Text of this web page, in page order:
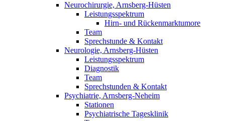
Neurochirurgie, Arnsberg-Hüsten
Leistungsspektrum
Hirn- und Rückenmarktumore
Team
Sprechstunde & Kontakt
Neurologie, Arnsberg-Hüsten
Leistungsspektrum
Diagnostik
Team
Sprechstunden & Kontakt
Psychiatrie, Arnsberg-Neheim
Stationen
Psychiatrische Tagesklinik